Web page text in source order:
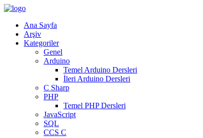
Ana Sayfa
Arşiv
Kategoriler
Genel
Arduino
Temel Arduino Dersleri
İleri Arduino Dersleri
C Sharp
PHP
Temel PHP Dersleri
JavaScript
SQL
CCS C